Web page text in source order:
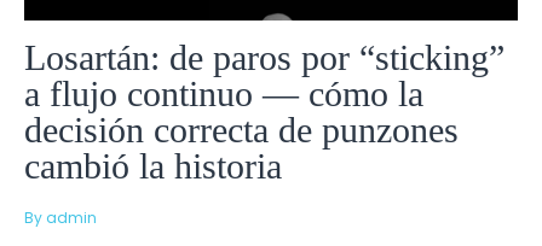
Losartán: de paros por “sticking”
a flujo continuo — cómo la
decisión correcta de punzones
cambió la historia
By admin